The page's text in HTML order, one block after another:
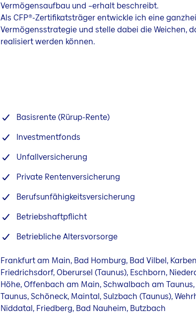
Vermögensaufbau und –erhalt beschreibt.
Als CFP®-Zertifikatsträger entwickle ich eine
Vermögensstrategie und stelle dabei die Weichen,
realisiert werden können.
Basisrente (Rürup-Rente)
Investmentfonds
Unfallversicherung
Private Rentenversicherung
Berufsunfähigkeitsversicherung
Betriebshaftpflicht
Betriebliche Altersvorsorge
Frankfurt am Main, Bad Homburg, Bad Vilbel,
Friedrichsdorf, Oberursel (Taunus), Eschborn,
Höhe, Offenbach am Main, Schwalbach am
Taunus, Schöneck, Maintal, Sulzbach (Taunus),
Niddatal, Friedberg, Bad Nauheim, Butzbach